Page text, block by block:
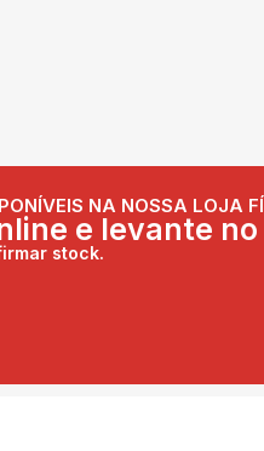
NA NOSSA LOJA
e levante
stock.